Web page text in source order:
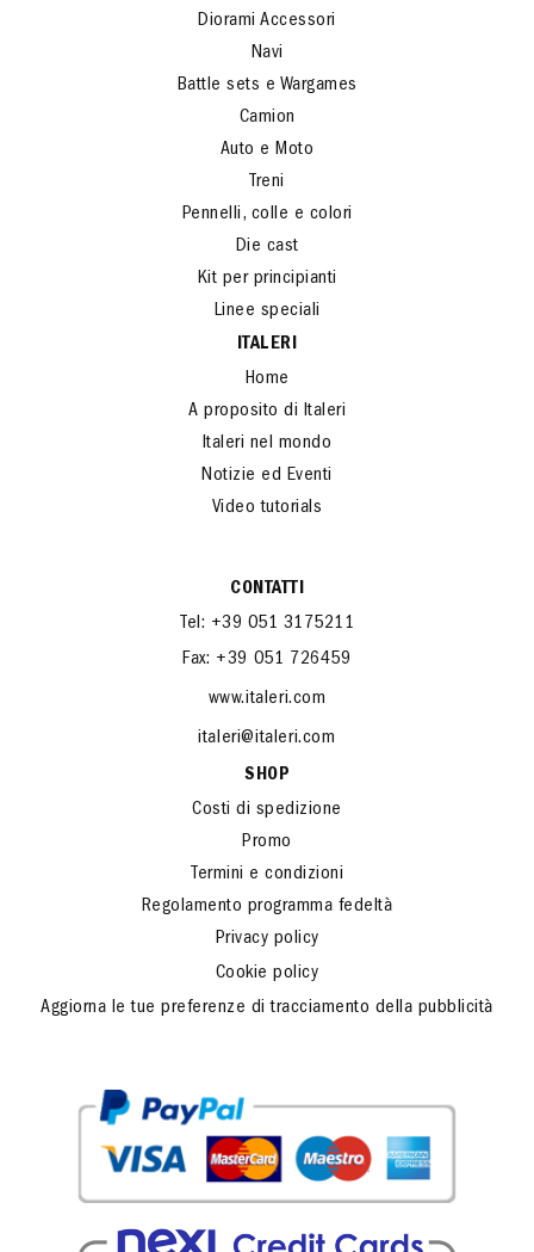
Diorami Accessori
Navi
Battle sets e Wargames
Camion
Auto e Moto
Treni
Pennelli, colle e colori
Die cast
Kit per principianti
Linee speciali
ITALERI
Home
A proposito di Italeri
Italeri nel mondo
Notizie ed Eventi
Video tutorials
CONTATTI
Tel: +39 051 3175211
Fax: +39 051 726459
www.italeri.com
italeri@italeri.com
SHOP
Costi di spedizione
Promo
Termini e condizioni
Regolamento programma fedeltà
Privacy policy
Cookie policy
Aggiorna le tue preferenze di tracciamento della pubblicità